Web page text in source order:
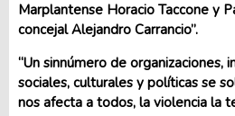
Marplantense Horacio Taccone y
concejal Alejandro Carrancio”.
“Un sinnúmero de organizaciones,
sociales, culturales y políticas se
nos afecta a todos, la violencia la